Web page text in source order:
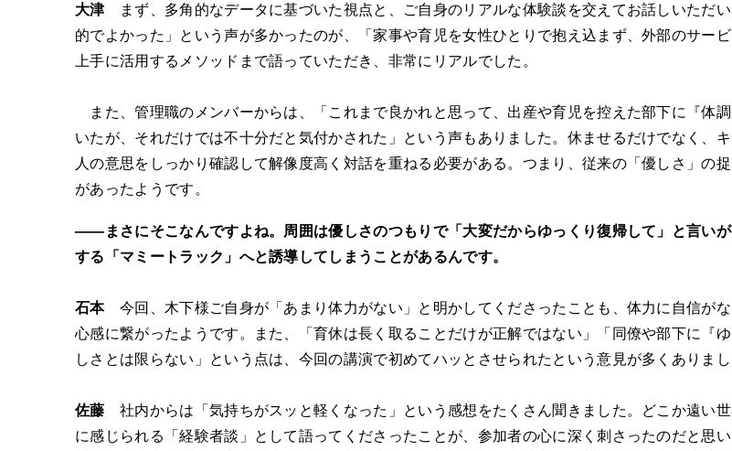
大津
まず、多角的なデータに基づいた視点と、ご自身のリアルな体験談を交えてお話しいただ
的でよかった」という声が多かったのが、「家事や育児を女性ひとりで抱え込まず、外部のサー
上手に活用するメソッドまで語っていただき、非常にリアルでした。
また、管理職のメンバーからは、「これまで良かれと思って、出産や育児を控えた部下に『体
いたが、それだけでは不十分だと気付かされた」という声もありました。休ませるだけでなく、
人の意思をしっかり確認して解像度高く対話を重ねる必要がある。つまり、従来の「優しさ」の
があったようです。
――まさにそこなんですよね。周囲は優しさのつもりで「大変だからゆっくり復帰して」と言い
する「マミートラック」へと誘導してしまうことがあるんです。
石本 今回、木下様ご自身が「あまり体力がない」と明かしてくださったことも、体力に自信が
心感に繋がったようです。また、「育休は長く取ることだけが正解ではない」「同僚や部下に『
しさとは限らない」という点は、今回の講演で初めてハッとさせられたという意見が多くありまし
佐藤 社内からは「気持ちがスッと軽くなった」という感想をたくさん聞きました。どこか遠い
に感じられる「経験者談」として語ってくださったことが、参加者の心に深く刺さったのだと思